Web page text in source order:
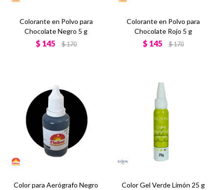
Colorante en Polvo para
Chocolate Negro 5 g
$ 145 $170
Colorante en Polvo para
Chocolate Rojo 5 g
$ 145 $170
Color para Aerógrafo Negro
Color Gel Verde Limón 25 g